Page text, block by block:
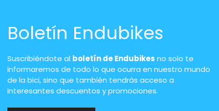
Boletín Endubikes
Suscribiéndote al boletín de Endubikes no solo te
informaremos de todo lo que ocurra en nuestro mundo
de la bici, sino que también tendrás acceso a
interesantes descuentos y promociones.